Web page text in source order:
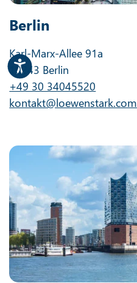
Berlin
Karl-Marx-Allee 91a
10243 Berlin
+49 30 34045520
kontakt@loewenstark.com